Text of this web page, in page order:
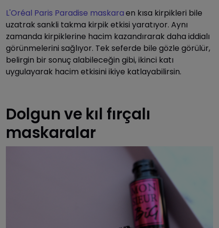
L'Oréal Paris Paradise maskaraen kısa kirpikleri bile
uzatrak sankli takma kirpik etkisi yaratıyor. Aynı
zamanda kirpiklerine hacim kazandırarak daha iddialı
görünmelerini sağlıyor. Tek seferde bile gözle görülür,
belirgin bir sonuç alabileceğin gibi, ikinci katı
uygulayarak hacim etkisini ikiye katlayabilirsin.
Dolgun ve kıl fırçalı
maskaralar